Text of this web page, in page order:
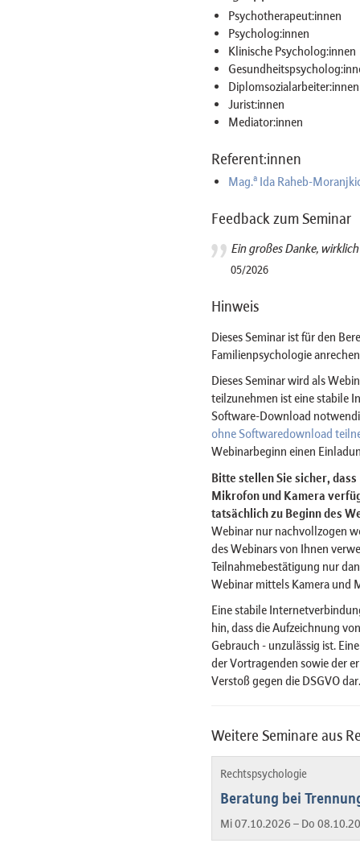
Psychotherapeut:innen
Psycholog:innen
Klinische Psycholog:innen
Diplomsozialarbeiter:innen
Jurist:innen
Mediator:innen
Referent:innen
Mag. aIda Raheb-
Feedback zum Seminar
Ein großes Danke,
05/2026
Hinweis
Dieses Seminar ist für den
Familienpsychologie
Dieses Seminar wird als
teilzunehmen ist eine stabile
Software-Download
ohne Softwaredownload
Webinarbeginn einen
Bitte stellen Sie sicher,
Mikrofon und Kamera
tatsächlich zu Beginn des
Webinar nur nachvollzogen
des Webinars von Ihnen
Teilnahmebestätigung nur
Webinar mittels Kamera und
Eine stabile
hin, dass die Aufzeichnung
Gebrauch - unzulässig ist.
der Vortragenden sowie der
Verstoß gegen die DSGVO dar.
Weitere Seminare aus
Rechtspsychologie
Beratung bei
Mi 07.10.2026 – Do